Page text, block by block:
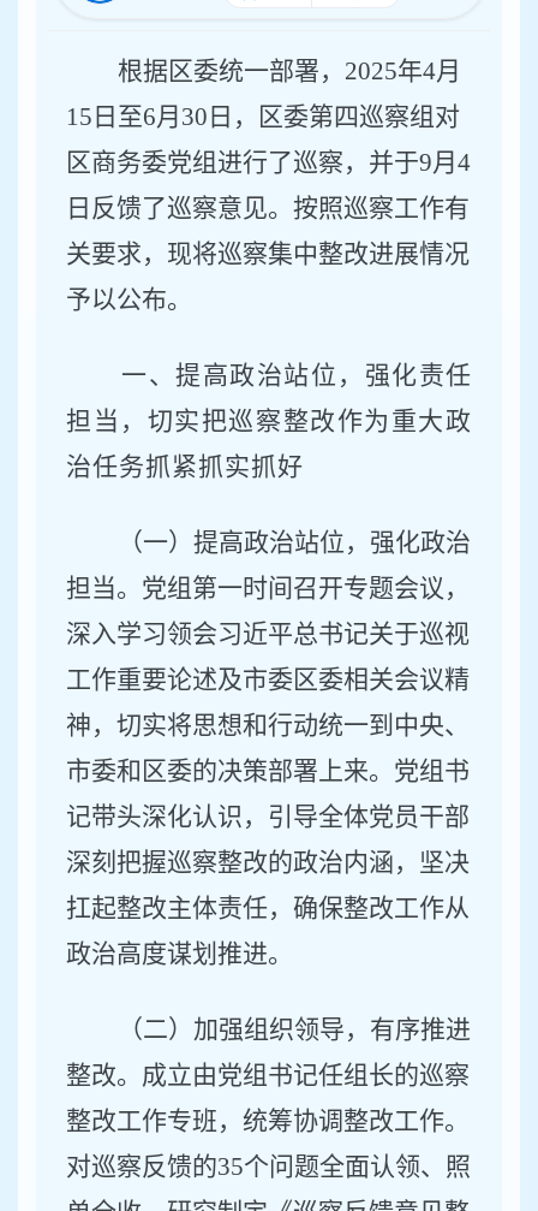
根据区委统一部署， 2025年4月
15 日至6月 30 日，区委第四巡察组对
区商务委党组进行了巡察，并于9月 4
日反馈了巡察意见。按照巡察工作有
关要求，现将巡察集中整改进展情况
予以公布。
一、提高政治站位，强化责任
担当，切实把巡察整改作为重大政
治任务抓紧抓实抓好
（一）提高政治站位，强化政治
担当。 党组第一时间召开专题会议，
深入学习领会习近平总书记关于巡视
工作重要论述及市委区委相关会议精
神，切实将思想和行动统一到中央、
市委和区委的决策部署上来。党组 书
记带头深化认识，引导全体党员干部
深刻把握巡察整改的政治内涵，坚决
扛起整改主体责任，确保整改工作从
政治高度谋划推进。
（二）加强组织领导，有序推进
整改。 成立由党组书记任组长的巡察
整改工作专班，统筹协调整改工作。
对巡察反馈的35个问题全面认领、照